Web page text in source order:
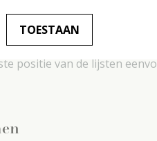
hebt en meet het
positie van de lijsten
TOESTAAN